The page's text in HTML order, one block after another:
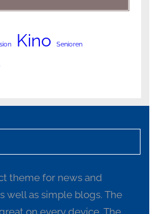
Kino Senioren
theme for news and
well as simple blogs. The
on every device. The